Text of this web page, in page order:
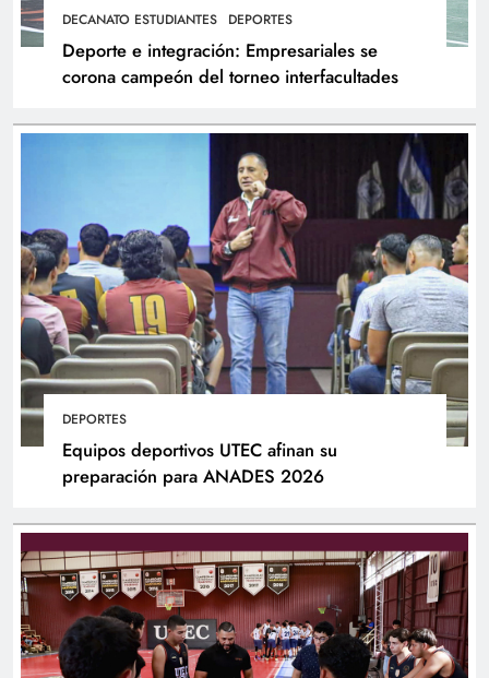
DECANATO ESTUDIANTES DEPORTES
Deporte e integración: Empresariales se
corona campeón del torneo interfacultades
DEPORTES
Equipos deportivos UTEC afinan su
preparación para ANADES 2026